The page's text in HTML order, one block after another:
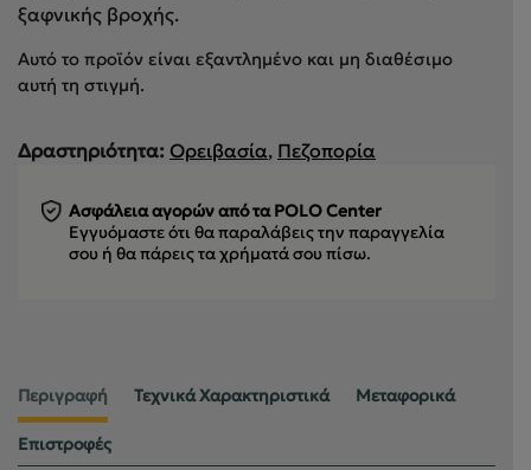
ξαφνικής βροχής.
Αυτό το προϊόν είναι εξαντλημένο και μη διαθέσιμο
αυτή τη στιγμή.
Δραστηριότητα: Ορειβασία, Πεζοπορία
Ασφάλεια αγορών από τα POLO Center
Εγγυόμαστε ότι θα παραλάβεις την παραγγελία
σου ή θα πάρεις τα χρήματά σου πίσω.
Περιγραφή Τεχνικά Χαρακτηριστικά Μεταφορικά
Επιστροφές